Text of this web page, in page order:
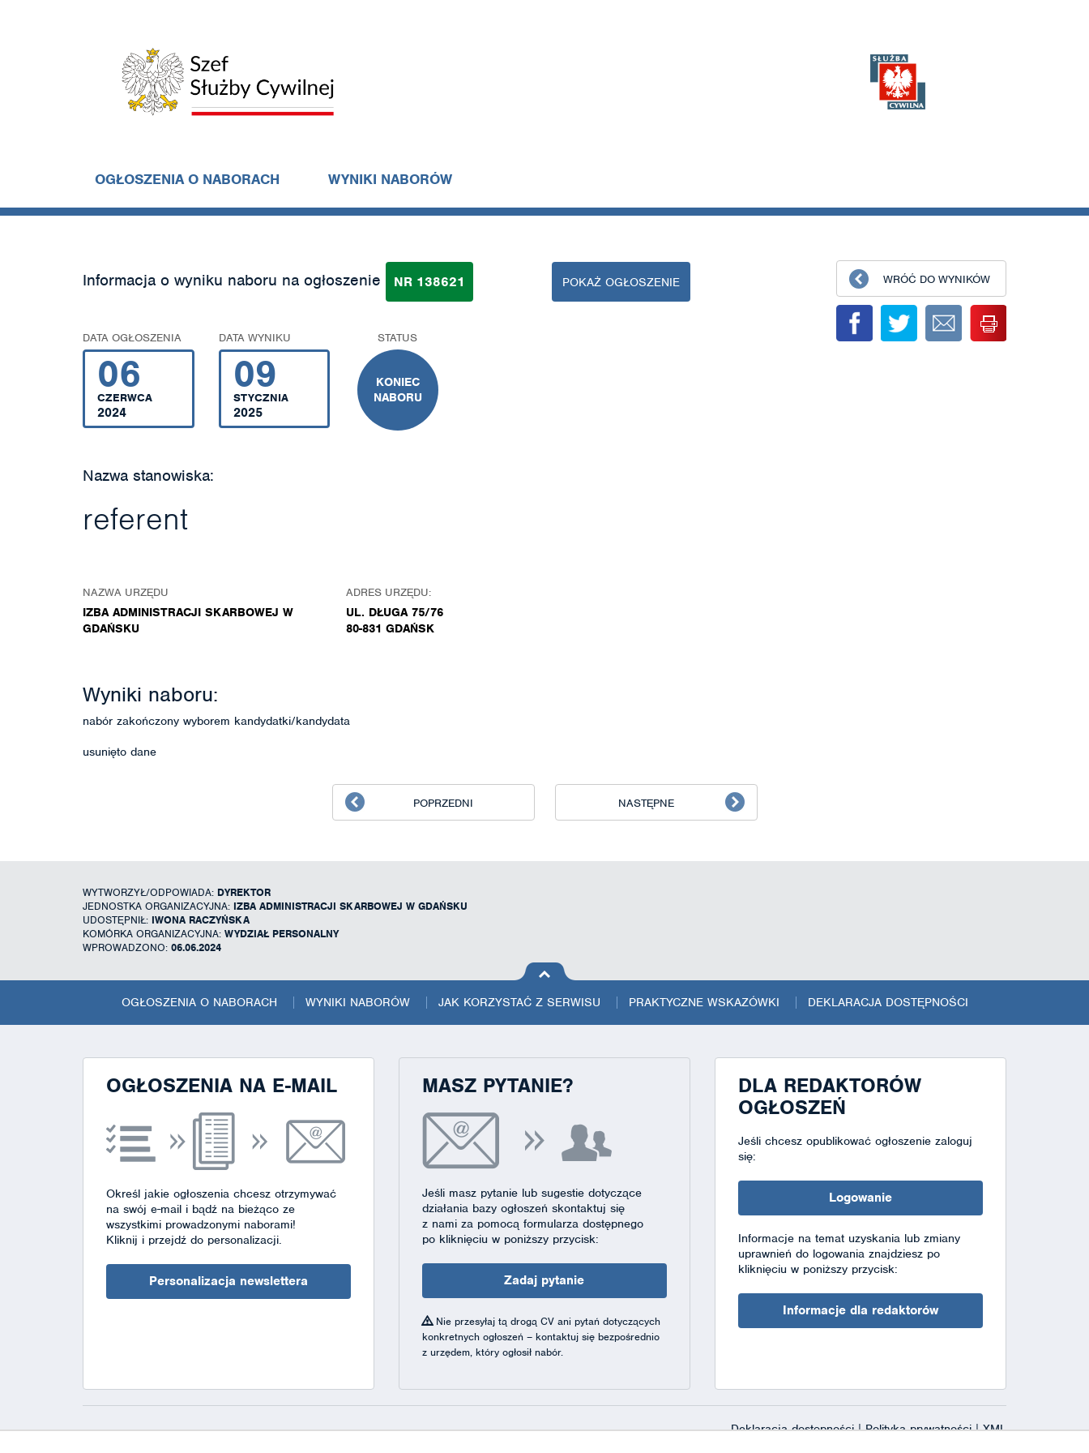
OGŁOSZENIA O NABORACH WYNIKI NABORÓW
Informacja o wyniku naboru na ogłoszenie NR 138621 POKAŻ OGŁOSZENIE
DATA OGŁOSZENIA
06
CZERWCA
2024
DATA WYNIKU
09
STYCZNIA
2025
STATUS
KONIEC
NABORU
Nazwa stanowiska:
referent
NAZWA URZĘDU
IZBA ADMINISTRACJI SKARBOWEJ W
GDAŃSKU
ADRES URZĘDU:
UL. DŁUGA 75/76
80-831 GDAŃSK
Wyniki naboru:
nabór zakończony wyborem kandydatki/kandydata
usunięto dane
WRÓĆ DO WYNIKÓW
POPRZEDNI NASTĘPNE
WYTWORZYŁ/ODPOWIADA: DYREKTOR
JEDNOSTKA ORGANIZACYJNA: IZBA ADMINISTRACJI SKARBOWEJ W GDAŃSKU
UDOSTĘPNIŁ: IWONA RACZYŃSKA
KOMÓRKA ORGANIZACYJNA: WYDZIAŁ PERSONALNY
WPROWADZONO: 06.06.2024
na górę
strony
OGŁOSZENIA O NABORACH WYNIKI NABORÓW JAK KORZYSTAĆ Z SERWISU PRAKTYCZNE WSKAZÓWKI DEKLARACJA DOSTĘPNOŚCI
OGŁOSZENIA NA E-MAIL
Określ jakie ogłoszenia chcesz otrzymywać
na swój e-mail i bądź na bieżąco ze
wszystkimi prowadzonymi naborami!
Kliknij i przejdź do personalizacji.
Personalizacja newslettera
MASZ PYTANIE?
Jeśli masz pytanie lub sugestie dotyczące
działania bazy ogłoszeń skontaktuj się
z nami za pomocą formularza dostępnego
po kliknięciu w poniższy przycisk:
Zadaj pytanie
Nie przesyłaj tą drogą CV ani pytań dotyczących
konkretnych ogłoszeń – kontaktuj się bezpośrednio
z urzędem, który ogłosił nabór.
DLA REDAKTORÓW
OGŁOSZEŃ
Jeśli chcesz opublikować ogłoszenie zaloguj
się:
Logowanie
Informacje na temat uzyskania lub zmiany
uprawnień do logowania znajdziesz po
kliknięciu w poniższy przycisk:
Informacje dla redaktorów
Deklaracja dostępności|Polityka prywatności|XML